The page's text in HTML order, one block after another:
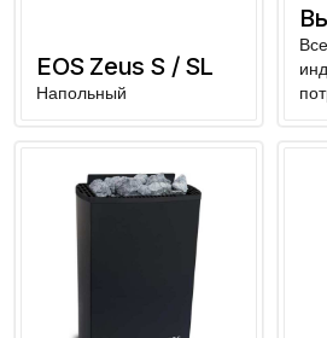
EOS Zeus S / SL
Напольный